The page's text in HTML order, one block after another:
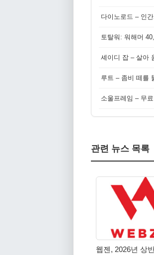
다이노로드 – 인
토탈워: 워해머
셰이디 잡 – 살아
루트 – 좀비 떼를
소울프레임 – 무
관련 뉴스 목록
웹젠, 2026년 상